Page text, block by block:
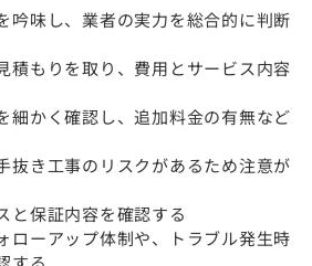
吟味し、業者の実力を総合的に判断
積もりを取り、費用とサービス内容
細かく確認し、追加料金の有無など
抜き工事のリスクがあるため注意が
と保証内容を確認する
ローアップ体制や、トラブル発生時